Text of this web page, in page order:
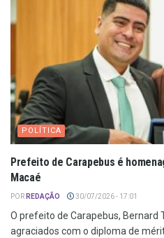
POLÍTICA
Prefeito de Carapebus é
Macaé
POR REDAÇÃO 30/07/2026 - 17:01
O prefeito de Carapebus, Bernard
agraciados com o diploma de